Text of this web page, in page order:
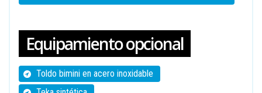
Equipamiento opcional
Toldo bimini en acero inoxidable